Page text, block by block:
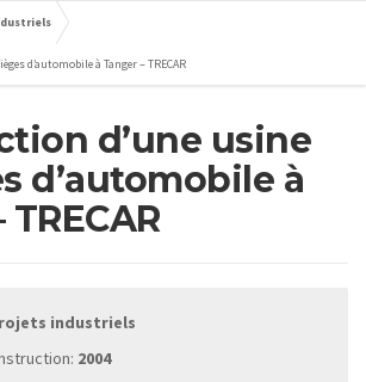
d’automobile à Tanger – TRECAR
d’une usine
d’automobile à
industriels
2004